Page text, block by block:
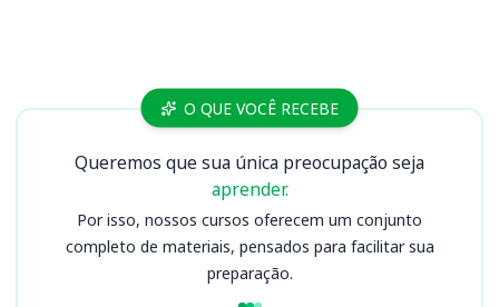
Cursos CRP 8 PRO QUE VOCÊ RECEBE
Queremos que sua única preocupação seja
aprender.
Por isso, nossos cursos oferecem um conjunto
completo de materiais, pensados para facilitar sua
preparação.